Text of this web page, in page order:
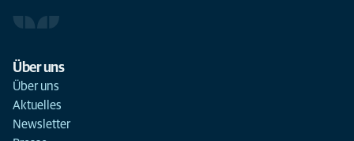
Über uns
Über uns
Aktuelles
Newsletter